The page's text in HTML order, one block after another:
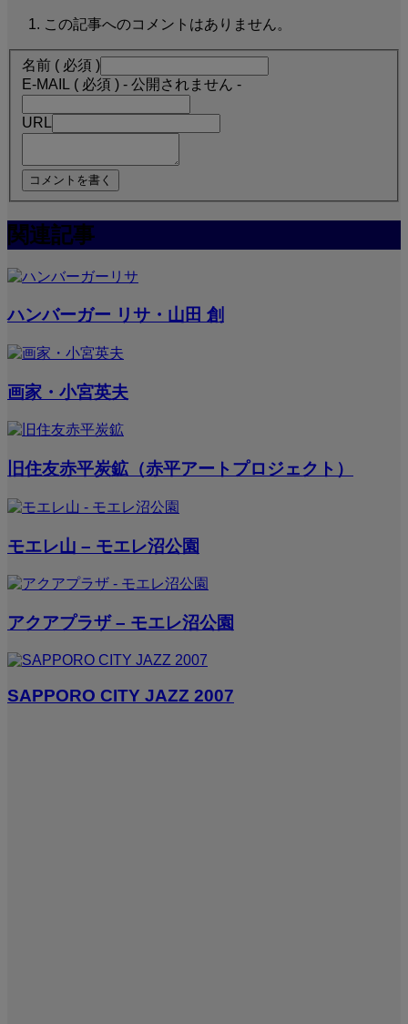
この記事へのコメントはありません。
名前 ( 必須 )
E-MAIL ( 必須 ) - 公開されません -
URL
関連記事
ハンバーガー リサ・山田 創
画家・小宮英夫
旧住友赤平炭鉱（赤平アートプロジェクト）
モエレ山 – モエレ沼公園
アクアプラザ – モエレ沼公園
SAPPORO CITY JAZZ 2007